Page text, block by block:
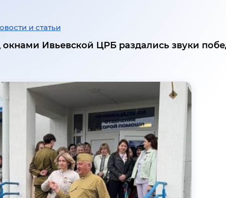
и статьи
Ивьевской ЦРБ раздались звуки